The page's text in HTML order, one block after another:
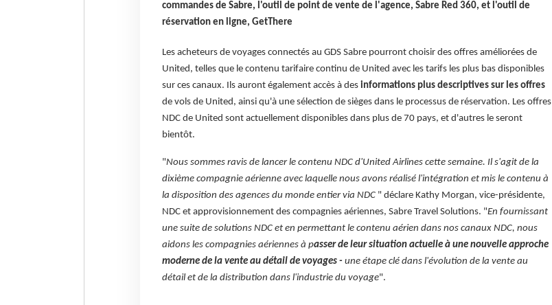
commandes de Sabre, l'outil de point de vente de l'agence, Sabre Red 360, et l'outil de
réservation en ligne, GetThere
Les acheteurs de voyages connectés au GDS Sabre pourront choisir des offres améliorées de
United, telles que le contenu tarifaire continu de United avec les tarifs les plus bas disponibles
sur ces canaux. Ils auront également accès à des informations plus descriptives sur les offres
de vols de United, ainsi qu'à une sélection de sièges dans le processus de réservation. Les offres
NDC de United sont actuellement disponibles dans plus de 70 pays, et d'autres le seront
bientôt.
"Nous sommes ravis de lancer le contenu NDC d'United Airlines cette semaine. Il s'agit de la
dixième compagnie aérienne avec laquelle nous avons réalisé l'intégration et mis le contenu à
la disposition des agences du monde entier via NDC" déclare Kathy Morgan, vice-présidente,
NDC et approvisionnement des compagnies aériennes, Sabre Travel Solutions. "En fournissant
une suite de solutions NDC et en permettant le contenu aérien dans nos canaux NDC, nous
aidons les compagnies aériennes à passer de leur situation actuelle à une nouvelle approche
moderne de la vente au détail de voyages - une étape clé dans l'évolution de la vente au
détail et de la distribution dans l'industrie du voyage".